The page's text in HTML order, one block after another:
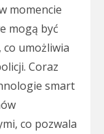
momencie
mogą być
co umożliwia
Coraz
smart
co pozwala